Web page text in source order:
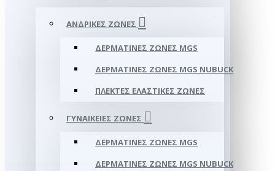
ΑΝΔΡΙΚΈΣ ΖΏΝΕΣ
ΔΕΡΜΆΤΙΝΕΣ ΖΏΝΕΣ MGS
ΔΕΡΜΆΤΙΝΕΣ ΖΏΝΕΣ MGS NUBUCK
ΠΛΕΚΤΈΣ ΕΛΑΣΤΙΚΈΣ ΖΏΝΕΣ
ΓΥΝΑΙΚΕΊΕΣ ΖΏΝΕΣ
ΔΕΡΜΆΤΙΝΕΣ ΖΏΝΕΣ MGS
ΔΕΡΜΆΤΙΝΕΣ ΖΏΝΕΣ MGS NUBUCK